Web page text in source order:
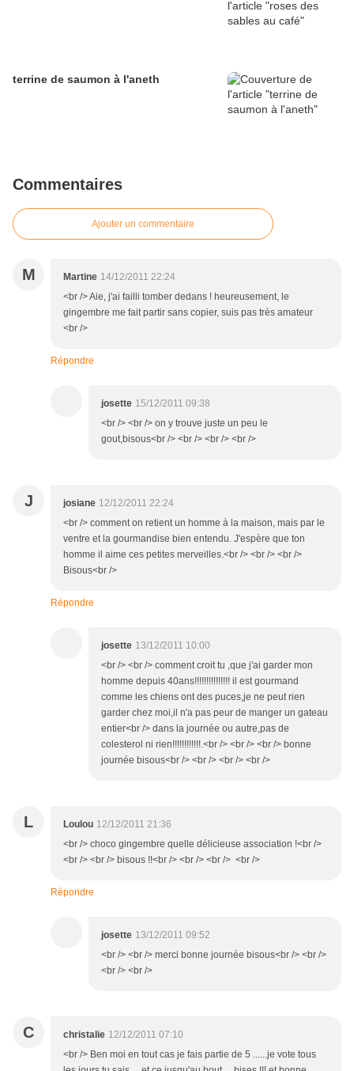
terrine de saumon à l'aneth
Commentaires
Ajouter un commentaire
M Martine 14/12/2011 22:24
<br /> Aie, j'ai failli tomber dedans ! heureusement, le
gingembre me fait partir sans copier, suis pas très amateur
<br />
Répondre
josette 15/12/2011 09:38
<br /> <br /> on y trouve juste un peu le
gout,bisous<br /> <br /> <br /> <br />
J josiane 12/12/2011 22:24
<br /> comment on retient un homme à la maison, mais par le
ventre et la gourmandise bien entendu. J'espère que ton
homme il aime ces petites merveilles.<br /> <br /> <br />
Bisous<br />
Répondre
josette 13/12/2011 10:00
<br /> <br /> comment croit tu ,que j'ai garder mon
homme depuis 40ans!!!!!!!!!!!!!!! il est gourmand
comme les chiens ont des puces,je ne peut rien
garder chez moi,il n'a pas peur de manger un gateau
entier<br /> dans la journée ou autre,pas de
colesterol ni rien!!!!!!!!!!!!.<br /> <br /> <br /> bonne
journée bisous<br /> <br /> <br /> <br />
L Loulou 12/12/2011 21:36
<br /> choco gingembre quelle délicieuse association !<br />
<br /> <br /> bisous !!<br /> <br /> <br /> <br />
Répondre
josette 13/12/2011 09:52
<br /> <br /> merci bonne journée bisous<br /> <br />
<br /> <br />
C christalie 12/12/2011 07:10
<br /> Ben moi en tout cas je fais partie de 5 ......je vote tous